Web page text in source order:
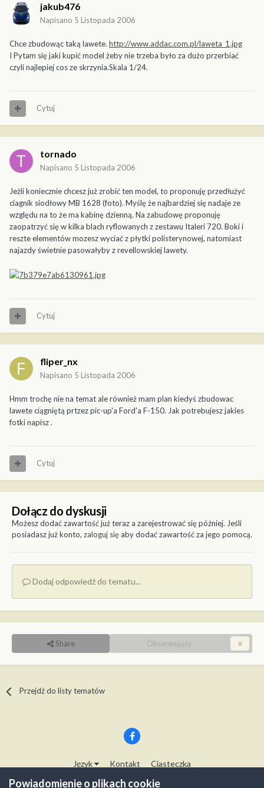
jakub476
Napisano 5 Listopada 2006
Chce zbudowąc taką lawete. http://www.addac.com.pl/laweta_1.jpg
I Pytam się jaki kupić model żeby nie trzeba było za dużo przerbiać
czyli najlepiej cos ze skrzynia.Skala 1/24.
Cytuj
tornado
Napisano 5 Listopada 2006
Jeżli koniecznie chcesz już zrobić ten model, to proponuję przedłużyć
ciagnik siodłowy MB 1628 (foto). Myślę że najbardziej się nadaje ze
względu na to że ma kabinę dzienną. Na zabudowę proponuję
zaopatrzyć się w kilka blach ryflowanych z zestawu Italeri 720. Boki i
reszte elementów mozesz wyciać z płytki polisterynowej, natomiast
najazdy świetnie pasowałyby z revellowskiej lawety.
Cytuj
fliper_nx
Napisano 5 Listopada 2006
Hmm trochę nie na temat ale również mam plan kiedyś zbudowac
lawete ciągniętą prtzez pic-up'a Ford'a F-150. Jak potrebujesz jakies
fotki napisz .
Cytuj
Dołącz do dyskusji
Możesz dodać zawartość już teraz a zarejestrować się później. Jeśli
posiadasz już konto, zaloguj sięaby dodać zawartość za jego pomocą.
Dodaj odpowiedź do tematu...
Share Obserwujący 0
Przejdź do listy tematów
Język Kontakt Ciasteczka
Copyright © Modelwork.pl
Powiadomienie o plikach cookie